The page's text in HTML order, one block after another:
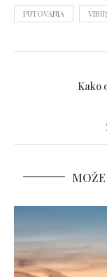
PUTOVANJA
Kako